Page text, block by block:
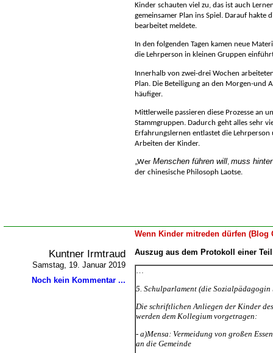
Kinder schauten viel zu, das ist auch
gemeinsamer Plan ins Spiel. Darauf hakte
bearbeitet meldete.
In den folgenden Tagen kamen neue
die Lehrperson in kleinen Gruppen
Innerhalb von zwei-drei Wochen
Plan. Die Beteiligung an den Morgen-und
häufiger.
Mittlerweile passieren diese Prozesse an
Stammgruppen. Dadurch geht alles sehr
Erfahrungslernen entlastet die
Arbeiten der Kinder.
Wer Menschen führen will, muss
der chinesische Philosoph Laotse.
Wenn Kinder mitreden dürfen (Blog
Kuntner Irmtraud
Samstag, 19. Januar 2019
Noch kein Kommentar ...
Auszug aus dem Protokoll einer
5. Schulparlament (die Sozialpädagogin
Die schriftlichen Anliegen der Kinder
werden dem Kollegium vorgetragen:
- a)Mensa: Vermeidung von großen
an die Gemeinde